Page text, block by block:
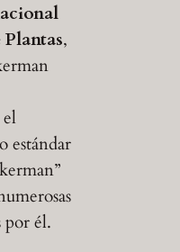
,
estándar
por él.